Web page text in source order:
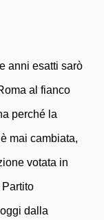
anni esatti sarò
al fianco
perché la
mai cambiata,
votata in
Partito
dalla